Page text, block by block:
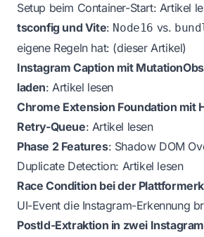
Setup beim Container-Start: Artikel
tsconfig und Vite: Node16 vs.
eigene Regeln hat: (dieser Artikel)
Instagram Caption mit
laden:Artikel lesen
Chrome Extension Foundation mit
Retry-Queue: Artikel lesen
Phase 2 Features: Shadow DOM
Duplicate Detection: Artikel lesen
Race Condition bei der
UI-Event die Instagram-Erkennung
PostId-Extraktion in zwei